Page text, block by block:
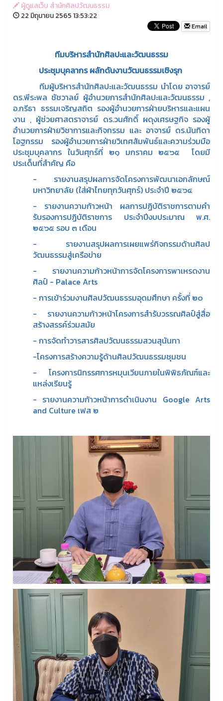
ผู้ดูแลเว็บ สำนักศิลปวัฒนธรรม
22 มิถุนายน 2565 13:53:22
Email
ทีมบริหารสำนักศิลปะและวัฒนธรรม
ประชุมบุคลากร ผลักดันงานวัฒนธรรมเชิงรุก
ทีมผู้บริหารสำนักศิลปะและวัฒนธรรม นำโดย อาจารย์
ดร.พีระพล ชัชวาลย์ ผู้อำนวยการสำนักศิลปะและวัฒนธรรม ,
อ.กรีธา ธรรมเจริญสถิต รองผู้อำนวยการฝ่ายบริหารและแผน
งาน , ผู้ช่วยศาสตราจารย์ ดร.วนศักดิ์ ผดุงเศรษฐกิจ รองผู้
อำนวยการฝ่ายวิชาการและกิจกรรม และ อาจารย์ ดร.นันทิดา
โอฐกรรม รองผู้อำนวยการฝ่ายวิเทศสัมพันธ์และความร่วมมือ
ประชุมบุคลากร ในวันศุกร์ที่ ๒๑ มกราคม ๒๕๖๕ โดยมี
ประเด็นที่สำคัญ คือ
- รายงานสรุปผลการจัดโครงการพัฒนาเอกลักษณ์
มหาวิทยาลัย (ใส่ผ้าไทยทุกวันศุกร์) ประจำปี ๒๕๖๔
- รายงานความก้าวหน้า ผลการปฏิบัติราชการตามคำ
รับรองการปฏิบัติราชการ ประจำปีงบประมาณ พ.ศ.
๒๕๖๕ รอบ ๓ เดือน
- รายงานสรุปผลการเผยแพร่กิจกรรมด้านศิลป
วัฒนธรรมสู่เครือข่าย
- รายงานความก้าวหน้าการจัดโครงการพาเหรดงาน
ศิลป์ - Palace Arts
- การเข้าร่วมงานศิลปวัฒนธรรมอุดมศึกษา ครั้งที่ ๒๐
- รายงานความก้าวหน้าโครงการสำรับวรรณศิลป์สู่สื่อ
สร้างสรรค์ร่วมสมัย
- การจัดทำวารสารศิลปวัฒนธรรมสวนสุนันทา
-โครงการสร้างความรู้ด้านศิลปวัฒนธรรมชุมชน
- โครงการนิทรรศการหมุนเวียนภายในพิพิธภัณฑ์และ
แหล่งเรียนรู้
- รายงานความก้าวหน้าการดำเนินงาน Google Arts
and Culture เฟส ๒